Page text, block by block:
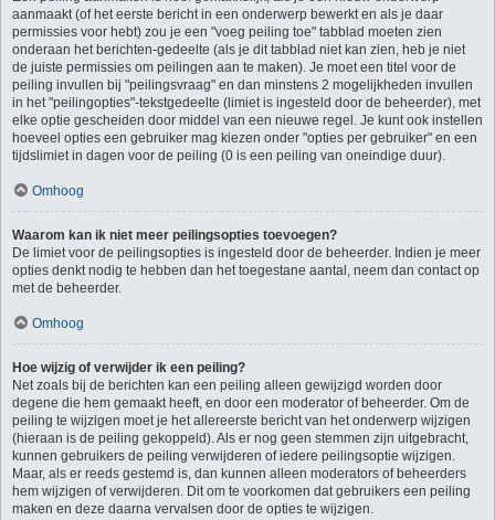
aanmaakt (of het eerste bericht in een onderwerp bewerkt en als je daar
permissies voor hebt) zou je een "voeg peiling toe" tabblad moeten zien
onderaan het berichten-gedeelte (als je dit tabblad niet kan zien, heb je niet
de juiste permissies om peilingen aan te maken). Je moet een titel voor de
peiling invullen bij "peilingsvraag" en dan minstens 2 mogelijkheden invullen
in het "peilingopties"-tekstgedeelte (limiet is ingesteld door de beheerder), met
elke optie gescheiden door middel van een nieuwe regel. Je kunt ook instellen
hoeveel opties een gebruiker mag kiezen onder "opties per gebruiker" en een
tijdslimiet in dagen voor de peiling (0 is een peiling van oneindige duur).
Omhoog
Waarom kan ik niet meer peilingsopties toevoegen?
De limiet voor de peilingsopties is ingesteld door de beheerder. Indien je meer
opties denkt nodig te hebben dan het toegestane aantal, neem dan contact op
met de beheerder.
Omhoog
Hoe wijzig of verwijder ik een peiling?
Net zoals bij de berichten kan een peiling alleen gewijzigd worden door
degene die hem gemaakt heeft, en door een moderator of beheerder. Om de
peiling te wijzigen moet je het allereerste bericht van het onderwerp wijzigen
(hieraan is de peiling gekoppeld). Als er nog geen stemmen zijn uitgebracht,
kunnen gebruikers de peiling verwijderen of iedere peilingsoptie wijzigen.
Maar, als er reeds gestemd is, dan kunnen alleen moderators of beheerders
hem wijzigen of verwijderen. Dit om te voorkomen dat gebruikers een peiling
maken en deze daarna vervalsen door de opties te wijzigen.